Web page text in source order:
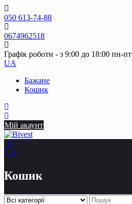
Skip
to
content
050 613-74-88
0674962518
Графік роботи - з 9:00 до 18:00 пн-пт
UA
Бажане
Кошик
Мій акаунт
0
0
Кошик